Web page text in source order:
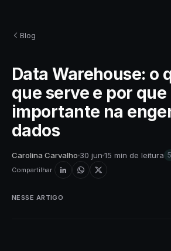
Blog
Data Warehouse: o
que serve e por que
importante na
dados
Carolina Carvalho 30 jun 15 min de leitura
Compartilhar
NESSE ARTIGO